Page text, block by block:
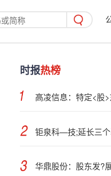
时报热榜
高凌信息：特定<股